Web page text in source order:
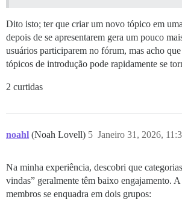
Dito isto; ter que criar um novo tópico em
depois de se apresentarem gera um pouco
usuários participarem no fórum, mas acho
tópicos de introdução pode rapidamente se
2 curtidas
noahl (Noah Lovell) Janeiro 31, 2026,
5
Na minha experiência, descobri que
vindas” geralmente têm baixo engajamento.
membros se enquadra em dois grupos: